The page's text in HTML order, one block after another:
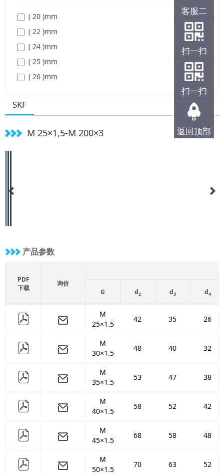
客服二
扫一扫
扫一扫
返回顶部
( 100 )mm
( 110 )mm
( 115 )mm
( 120 )mm
( 125 )mm
( 245 )mm
( 20 )mm
( 22 )mm
( 24 )mm
( 25 )mm
( 26 )mm
SKF
M 25×1,5-M 200×3
产品参数
PDF
下载
询价
G
d2 d3 d4
M
25×1.5
42 35 26
M
30×1.5
48 40 32
M
35×1.5
53 47 38
M
40×1.5
58 52 42
M
45×1.5
68 58 48
M
50×1.5
70 63 52